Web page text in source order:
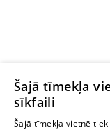
Ievērībai: Yesyes.lv
šo vietni
Šajā tīmekļa
sīkfaili
Šajā tīmekļa vietnē